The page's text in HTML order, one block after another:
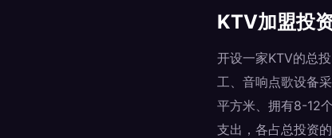
KTV加盟投
开设一家KTV的总
工、音响点歌设备
平方米、拥有8-12
支出，各占总投资